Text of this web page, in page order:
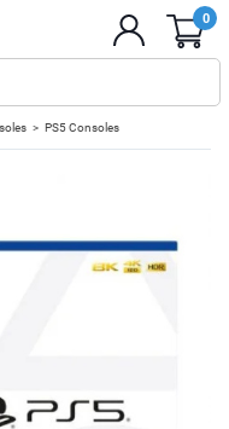
0
PS5 Consoles